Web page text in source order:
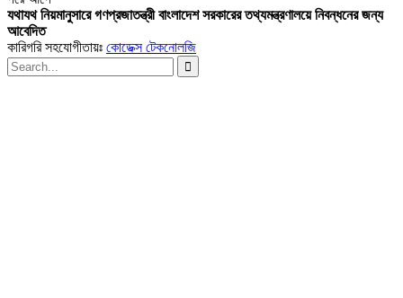
যথাযথ নিয়মানুসারে গণপ্রজাতন্ত্রী বাংলাদেশ সরকারের তথ্যমন্ত্রণালয়ে নিবন্ধনের জন্য
আবেদিত
কারিগরি সহযোগীতায়ঃ কোডেক্স টেকনোলজি